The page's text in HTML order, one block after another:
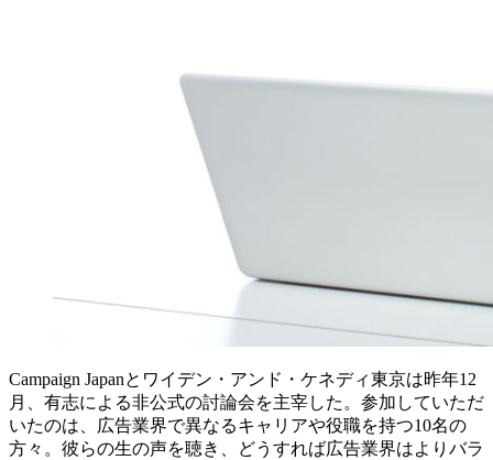
Campaign Japanとワイデン・アンド・ケネディ東京は昨年12
月、有志による非公式の討論会を主宰した。参加していただ
いたのは、広告業界で異なるキャリアや役職を持つ10名の
方々。彼らの生の声を聴き、どうすれば広告業界はよりバラ